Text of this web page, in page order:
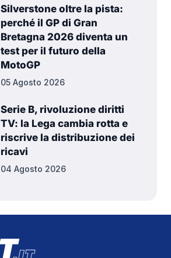
Silverstone oltre la pista:
perché il GP di Gran
Bretagna 2026 diventa un
test per il futuro della
MotoGP
05 Agosto 2026
Serie B, rivoluzione diritti
TV: la Lega cambia rotta e
riscrive la distribuzione dei
ricavi
04 Agosto 2026